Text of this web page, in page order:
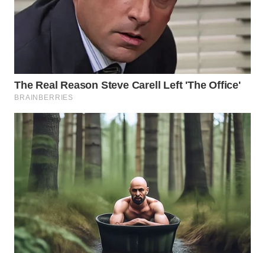
WN
LIKUPANG
WN
Wahana
WAHANA
NEWS
WAHANA
TANI